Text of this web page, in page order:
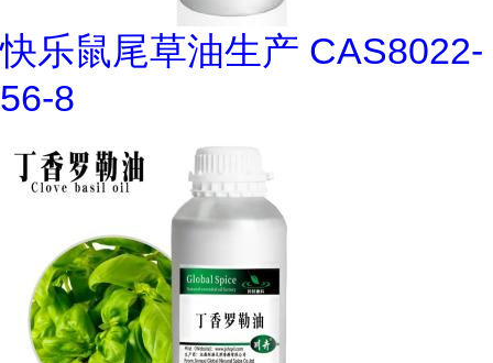
快乐鼠尾草油生产 CAS8022-
56-8